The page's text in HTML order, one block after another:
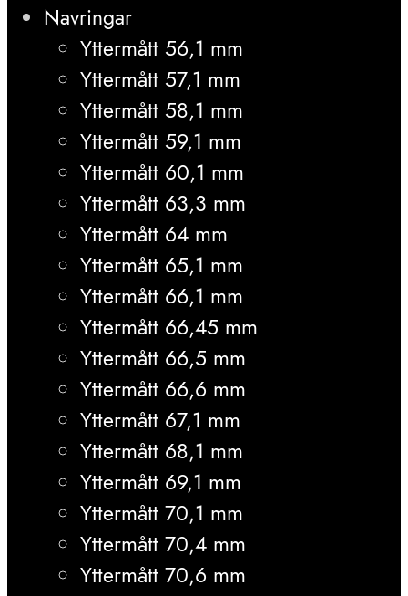
Navringar
Yttermått 56,1 mm
Yttermått 57,1 mm
Yttermått 58,1 mm
Yttermått 59,1 mm
Yttermått 60,1 mm
Yttermått 63,3 mm
Yttermått 64 mm
Yttermått 65,1 mm
Yttermått 66,1 mm
Yttermått 66,45 mm
Yttermått 66,5 mm
Yttermått 66,6 mm
Yttermått 67,1 mm
Yttermått 68,1 mm
Yttermått 69,1 mm
Yttermått 70,1 mm
Yttermått 70,4 mm
Yttermått 70,6 mm